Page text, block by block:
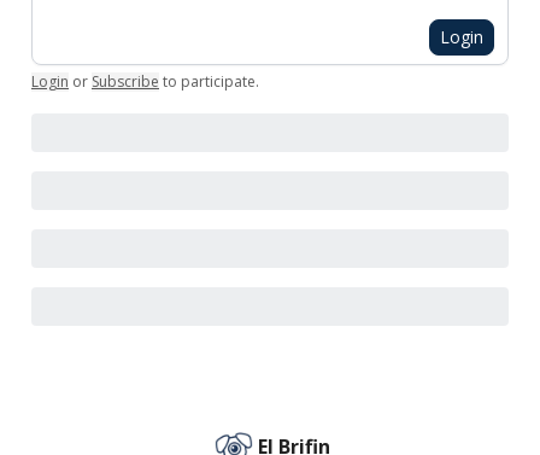
Login
Login or Subscribe to participate.
El Brifin